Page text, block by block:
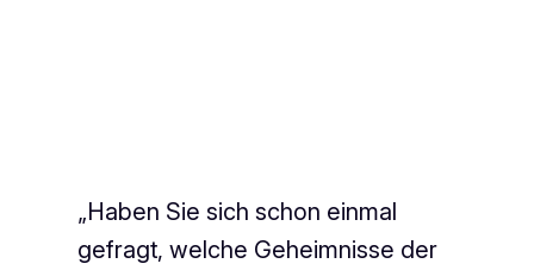
„Haben Sie sich schon einmal
gefragt, welche Geheimnisse der